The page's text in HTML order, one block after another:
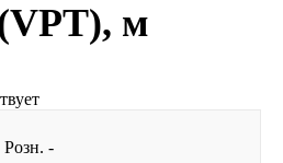
м
Розн. -